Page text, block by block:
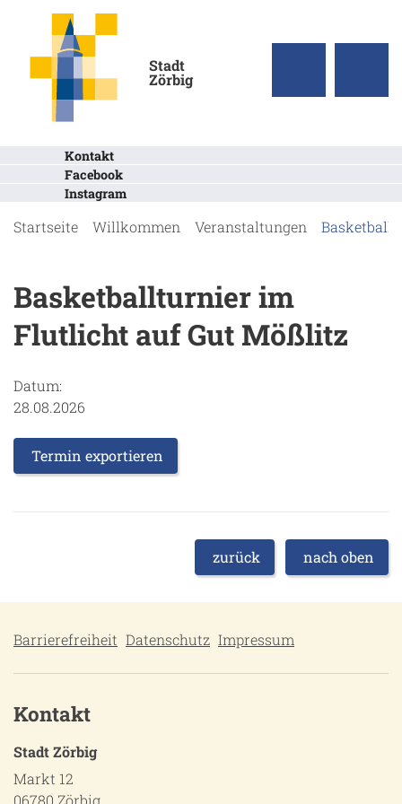
Stadt
Zörbig
Kontakt
Facebook
Instagram
Startseite Willkommen Veranstaltungen
Basketballturnier im
Flutlicht auf Gut Mößlitz
Datum:
28.08.2026
Termin exportieren
zurück nach oben
Barrierefreiheit Datenschutz Impressum
Kontakt
Stadt Zörbig
Markt 12
06780 Zörbig